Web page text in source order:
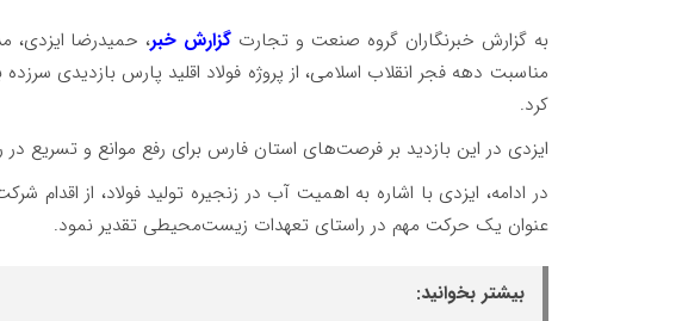
به گزارش خبرنگاران گروه صنعت و تجارت گزارش خبر، حمیدرضا ایزدی،
مناسبت دهه فجر انقلاب اسلامی، از پروژه فولاد اقلید پارس بازدیدی
کرد.
ایزدی در این بازدید بر فرصت‌های استان فارس برای رفع موانع و تسریع در
در ادامه، ایزدی با اشاره به اهمیت آب در زنجیره تولید فولاد، از اقدام
عنوان یک حرکت مهم در راستای تعهدات زیست‌محیطی تقدیر نمود.
بیشتر بخوانید: